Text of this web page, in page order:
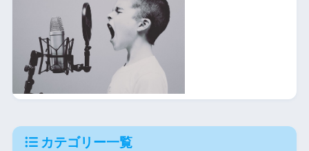
カテゴリー一覧